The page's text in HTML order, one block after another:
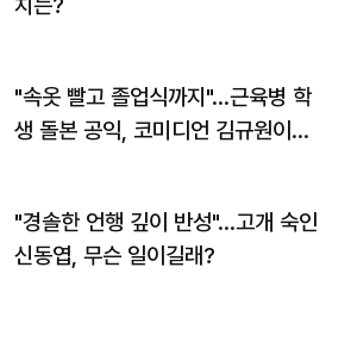
"속옷 빨고 졸업식까지"…근육병 학
생 돌본 공익, 코미디언 김규원이었
"경솔한 언행 깊이 반성"…고개 숙인
신동엽, 무슨 일이길래?